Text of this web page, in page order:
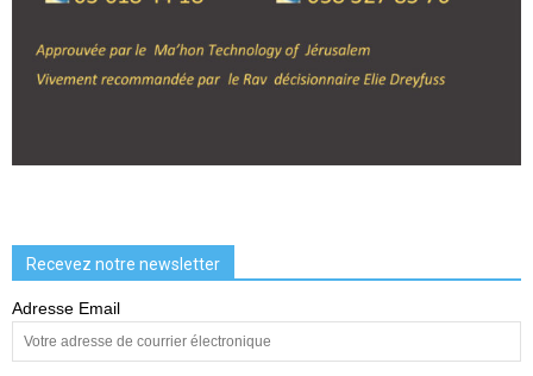
Recevez notre newsletter
Adresse Email